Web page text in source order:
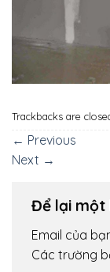
Trackbacks are
← Previous
Next →
Để lại một
Email của
Các trường